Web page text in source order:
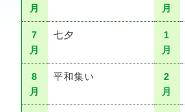
月
月
7
月
七夕
1
月
8
月
平和集い
2
月